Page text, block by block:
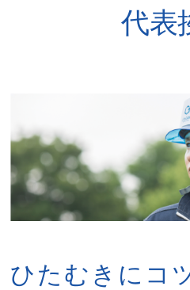
代表
ひたむきにコ